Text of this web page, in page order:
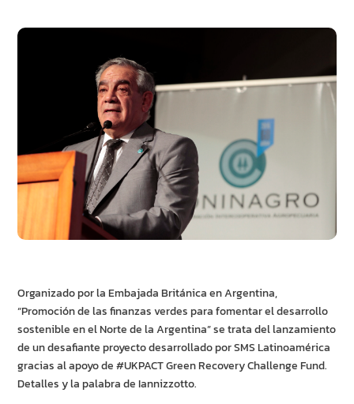
Organizado por la Embajada Británica en Argentina,
“Promoción de las finanzas verdes para fomentar el desarrollo
sostenible en el Norte de la Argentina” se trata del lanzamiento
de un desafiante proyecto desarrollado por SMS Latinoamérica
gracias al apoyo de #UKPACT Green Recovery Challenge Fund.
Detalles y la palabra de Iannizzotto.